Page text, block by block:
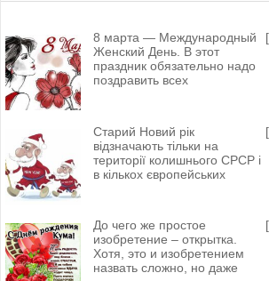
8 марта — Международный
Женский День. В этот
праздник обязательно надо
поздравить всех
Старий Новий рік
відзначають тільки на
території колишнього СРСР і
в кількох європейських
До чего же простое
изобретение – открытка.
Хотя, это и изобретением
назвать сложно, но даже